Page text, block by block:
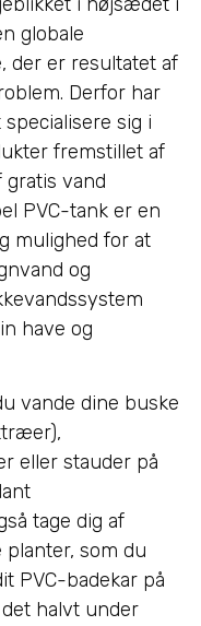
globale
der er resultatet af
Derfor har
sig i
fremstillet af
vand
PVC-tank er en
mulighed for at
og
have og
vande dine buske
eller stauder på
tage dig af
som du
PVC-badekar på
halvt under